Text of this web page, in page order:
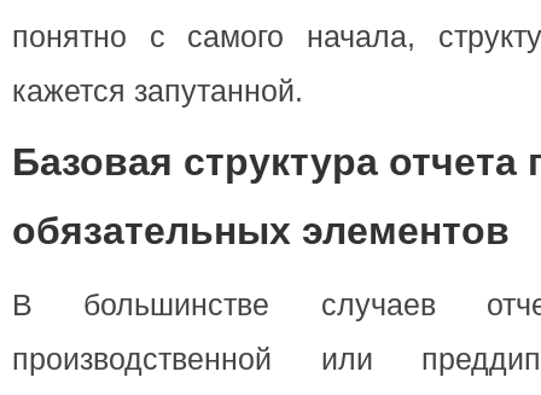
понятно с самого начала,
кажется запутанной.
Базовая структура отчета
обязательных элементов
В большинстве случаев
производственной или